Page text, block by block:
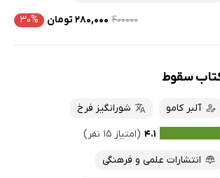
۴۰۰۰۰۰ ۲۸۰,۰۰۰ تومان ۳۰%
سقوط
آلبر کامو
شورانگیز فرخ
۴.۱ (امتیاز ۱۵ نفر)
انتشارات علمی و فرهنگی